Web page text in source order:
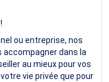
ou entreprise, nos
dans la
au mieux pour vos
vie privée que pour